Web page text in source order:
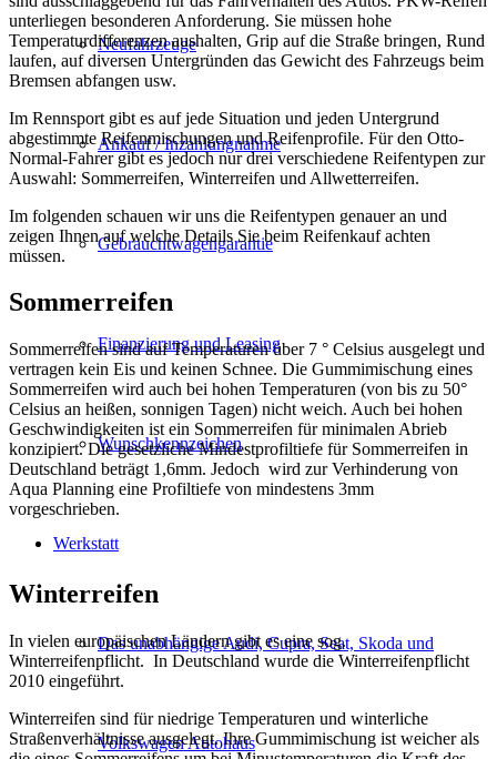
Neufahrzeuge
Ankauf / Inzahlungnahme
Gebrauchtwagengarantie
Finanzierung und Leasing
Wunschkennzeichen
Werkstatt
Das unabhängige Audi, Cupra, Seat, Skoda und
Volkswagen Autohaus
unterliegen besonderen Anforderung. Sie müssen hohe
Temperaturdifferenzen aushalten, Grip auf die Straße bringen, Rund
laufen, auf diversen Untergründen das Gewicht des Fahrzeugs beim
Bremsen abfangen usw.
Im Rennsport gibt es auf jede Situation und jeden Untergrund
abgestimmte Reifenmischungen und Reifenprofile. Für den Otto-
Normal-Fahrer gibt es jedoch nur drei verschiedene Reifentypen zur
Auswahl: Sommerreifen, Winterreifen und Allwetterreifen.
Im folgenden schauen wir uns die Reifentypen genauer an und
zeigen Ihnen auf welche Details Sie beim Reifenkauf achten
müssen.
Sommerreifen
Sommerreifen sind auf Temperaturen über 7 ° Celsius ausgelegt und
vertragen kein Eis und keinen Schnee. Die Gummimischung eines
Sommerreifen wird auch bei hohen Temperaturen (von bis zu 50°
Celsius an heißen, sonnigen Tagen) nicht weich. Auch bei hohen
Geschwindigkeiten ist ein Sommerreifen für minimalen Abrieb
konzipiert. Die gesetzliche Mindestprofiltiefe für Sommerreifen in
Deutschland beträgt 1,6mm. Jedoch wird zur Verhinderung von
Aqua Planning eine Profiltiefe von mindestens 3mm
vorgeschrieben.
Winterreifen
In vielen europäischen Ländern gibt es eine sog.
Winterreifenpflicht. In Deutschland wurde die Winterreifenpflicht
2010 eingeführt.
Winterreifen sind für niedrige Temperaturen und winterliche
Straßenverhältnisse ausgelegt. Ihre Gummimischung ist weicher als